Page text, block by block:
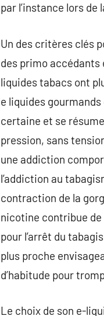
par l’instance lors
Un des critères clés
des primo accédants
liquides tabacs ont
e liquides
certaine et se
pression, sans
une addiction
l’addiction au
contraction de la
nicotine contribue de
pour l’arrêt du
plus proche
d’habitude pour
Le choix de son e-